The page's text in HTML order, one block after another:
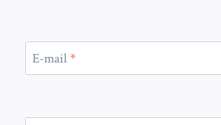
E-mail*